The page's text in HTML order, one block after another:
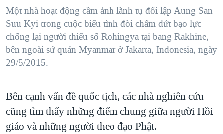
Một nhà hoạt động cầm ảnh lãnh tụ đối lập Aung San
Suu Kyi trong cuộc biểu tình đòi chấm dứt bạo lực
chống lại người thiểu số Rohingya tại bang Rakhine,
bên ngoài sứ quán Myanmar ở Jakarta, Indonesia, ngày
29/5/2015.
Bên cạnh vấn đề quốc tịch, các nhà nghiên cứu
cũng tìm thấy những điểm chung giữa người Hồi
giáo và những người theo đạo Phật.